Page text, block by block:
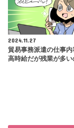
2024.11.27
貿易事務派遣の仕事内
高時給だが残業が多